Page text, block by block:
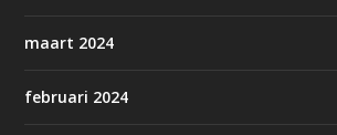
maart 2024
februari 2024